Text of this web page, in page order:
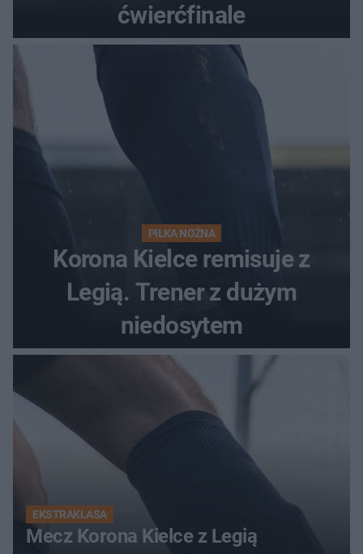
ćwierćfinale
PIŁKA NOŻNA
Korona Kielce remisuje z
Legią. Trener z dużym
niedosytem
EKSTRAKLASA
Mecz Korona Kielce z Legią